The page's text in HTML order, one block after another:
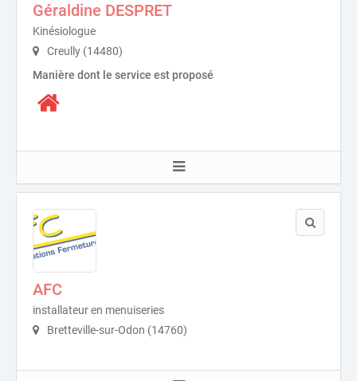
Géraldine DESPRET
Kinésiologue
Creully (14480)
Manière dont le service est proposé
AFC
installateur en menuiseries
Bretteville-sur-Odon (14760)